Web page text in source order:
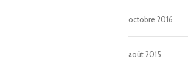
octobre 2016
août 2015